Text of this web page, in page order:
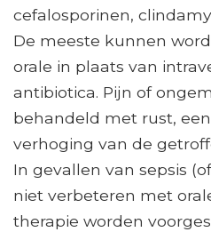
cefalosporinen,
De meeste kunnen
orale in plaats van
antibiotica. Pijn of
behandeld met rust,
verhoging van de
In gevallen van sepsis
niet verbeteren met
therapie worden